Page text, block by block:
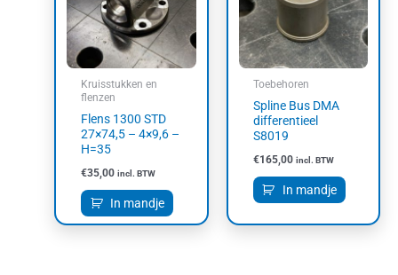
Kruisstukken en
flenzen
Flens 1300 STD
27×74,5 – 4×9,6 –
H=35
€35,00 incl. BTW
In mandje
Toebehoren
Spline Bus DMA
differentieel
S8019
€165,00 incl. BTW
In mandje